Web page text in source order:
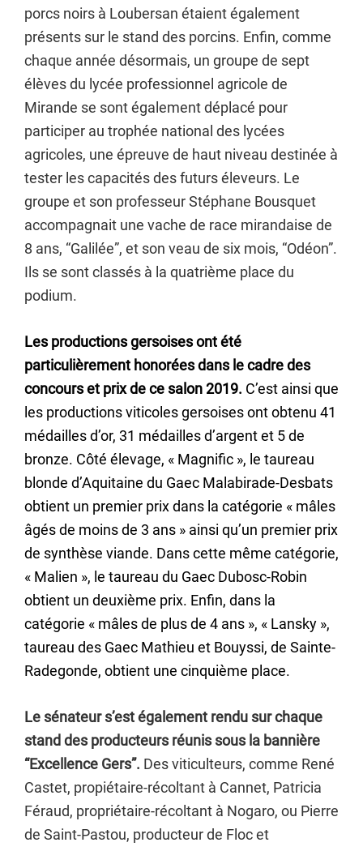
porcs noirs à Loubersan étaient également
présents sur le stand des porcins. Enfin, comme
chaque année désormais, un groupe de sept
élèves du lycée professionnel agricole de
Mirande se sont également déplacé pour
participer au trophée national des lycées
agricoles, une épreuve de haut niveau destinée à
tester les capacités des futurs éleveurs. Le
groupe et son professeur Stéphane Bousquet
accompagnait une vache de race mirandaise de
8 ans, “Galilée”, et son veau de six mois, “Odéon”.
Ils se sont classés à la quatrième place du
podium.
Les productions gersoises ont été
particulièrement honorées dans le cadre des
concours et prix de ce salon 2019. C’est ainsi que
les productions viticoles gersoises ont obtenu 41
médailles d’or, 31 médailles d’argent et 5 de
bronze. Côté élevage, « Magnific », le taureau
blonde d’Aquitaine du Gaec Malabirade-Desbats
obtient un premier prix dans la catégorie « mâles
âgés de moins de 3 ans » ainsi qu’un premier prix
de synthèse viande. Dans cette même catégorie,
« Malien », le taureau du Gaec Dubosc-Robin
obtient un deuxième prix. Enfin, dans la
catégorie « mâles de plus de 4 ans », « Lansky »,
taureau des Gaec Mathieu et Bouyssi, de Sainte-
Radegonde, obtient une cinquième place.
Le sénateur s’est également rendu sur chaque
stand des producteurs réunis sous la bannière
“Excellence Gers”. Des viticulteurs, comme René
Castet, propiétaire-récoltant à Cannet, Patricia
Féraud, propriétaire-récoltant à Nogaro, ou Pierre
de Saint-Pastou, producteur de Floc et